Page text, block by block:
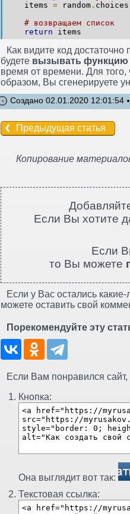
items = random . choices
# возвращаем список
return items
Как видите код
будете вызывать функцию
время от времени. Для того,
образом, Вы сгенерируете
Создано 02.01.2020 12:01:54
Предыдущая статья
Копирование
Если Вы хотите
Если
то Вы можете
Если у Вас остались
можете оставить свой
Порекомендуйте эту
Если Вам понравился сайт,
Кнопка:
Она выглядит вот так:
Текстовая ссылка: